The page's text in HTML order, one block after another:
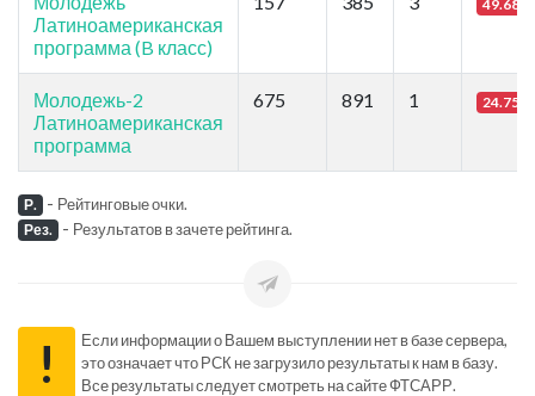
Латиноамериканская
программа (B класс)
49.68
Молодежь-2
Латиноамериканская
программа
675 891 1 24.75
Р. - Рейтинговые очки.
Рез. - Результатов в зачете рейтинга.
!
Если информации о Вашем выступлении нет в базе сервера,
это означает что РСК не загрузило результаты к нам в базу.
Все результаты следует смотреть на сайте ФТСАРР.